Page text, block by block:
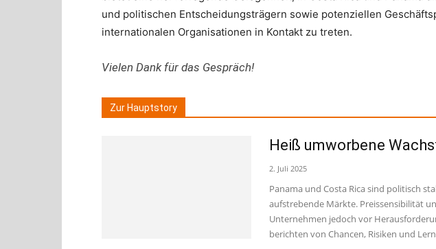
und politischen Entscheidungsträgern sowie potenziellen
internationalen Organisationen in Kontakt zu treten.
Vielen Dank für das Gespräch!
Zur Hauptstory
Heiß umworbene
2. Juli 2025
Panama und Costa Rica sind politisch
aufstrebende Märkte. Preissensibilität
Unternehmen jedoch vor
berichten von Chancen, Risiken und